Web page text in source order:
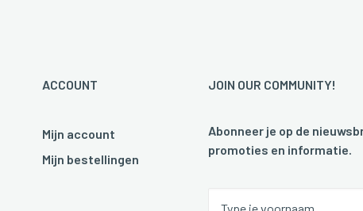
ACCOUNT
Mijn account
Mijn bestellingen
JOIN OUR COMMUNITY!
Abonneer je op de
promoties en informatie.